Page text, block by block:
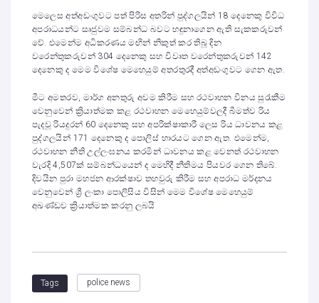
මෙලෙස අත්අඩංගුවට පත් පිරිස අතරින් පුද්ගලයින් 18 දෙනෙකු විවිධ
අපරාධයන්ට සෘජුවම සම්බන්ධ බවට හඳුනාගෙන ඇති සැකකරුවන්
වේ. එමෙන්ම අධිකරණය මඟින් නිකුත් කර තිබූ දින
වරෙන්තුකරුවන් 304 දෙනෙකු සහ විවෘත වරෙන්තුකරුවන් 142
දෙනෙකු ද මෙම විශේෂ මෙහෙයුම් අතරතුරදී අත්අඩංගුවට ගෙන ඇත.
මීට අමතරව, මාර්ග අනතුරු අවම කිරීම සහ රථවාහන විනය සුරැකීම
වෙනුවෙන් ක්‍රියාත්මක කළ රථවාහන මෙහෙයුම්වලදී බීමත්ව රිය
පැදවූ රියදුරන් 60 දෙනෙකු සහ අපරික්ෂාකාරී ලෙස රිය ධාවනය කළ
පුද්ගලයින් 171 දෙනෙකු ද පොලිස් භාරයට ගෙන ඇත. එමෙන්ම,
රථවාහන නීති උල්ලංඝනය කරමින් ධාවනය කළ වෙනත් රථවාහන
වැරදි 4,507ක් සම්බන්ධයෙන් ද මෙහිදී නීතිමය පියවර ගෙන තිබේ.
දිවයින පුරා මහජන ආරක්ෂාව තහවුරු කිරීම සහ අපරාධ මර්දනය
වෙනුවෙන් ශ්‍රී ලංකා පොලිසිය විසින් මෙම විශේෂ මෙහෙයුම්
අඛණ්ඩව ක්‍රියාත්මක කරනු ලබයි
Tags police news